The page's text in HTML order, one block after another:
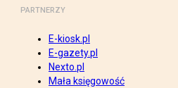
PARTNERZY
E-kiosk.pl
E-gazety.pl
Nexto.pl
Mała księgowość